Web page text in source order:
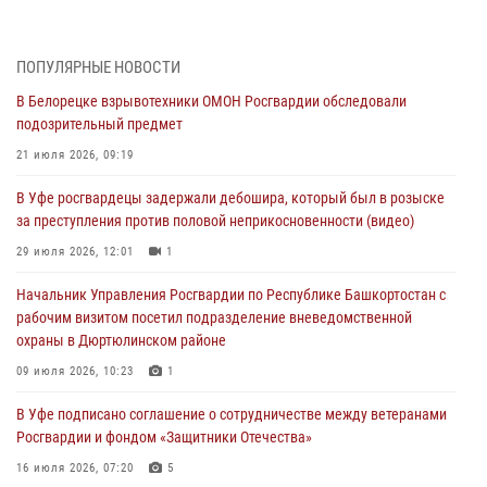
03 августа 2026, 04:30 8
В Башкирии росгвардейцы провели волейбольный турнир на
открытом воздухе
03 августа 2026, 04:29
В Уфе росгвардейцы по горячим следам задержали
подозреваемого в открытом хищении из аптеки (видео)
03 августа 2026, 04:15
Начальник отделения учёта и комплектования Росгвардии
Башкортостана ответил на вопросы граждан
30 июля 2026, 12:54
за преступления против половой неприкосновенности (видео)
29 июля 2026, 12:01
ПОПУЛЯРНЫЕ НОВОСТИ
В Белорецке взрывотехники ОМОН Росгвардии обследовали
подозрительный предмет
21 июля 2026, 09:19
В Уфе росгвардецы задержали дебошира, который был в розыске
за преступления против половой неприкосновенности (видео)
29 июля 2026, 12:01 1
Начальник Управления Росгвардии по Республике Башкортостан с
рабочим визитом посетил подразделение вневедомственной
охраны в Дюртюлинском районе
09 июля 2026, 10:23 1
В Уфе подписано соглашение о сотрудничестве между ветеранами
Росгвардии и фондом «Защитники Отечества»
16 июля 2026, 07:20 5